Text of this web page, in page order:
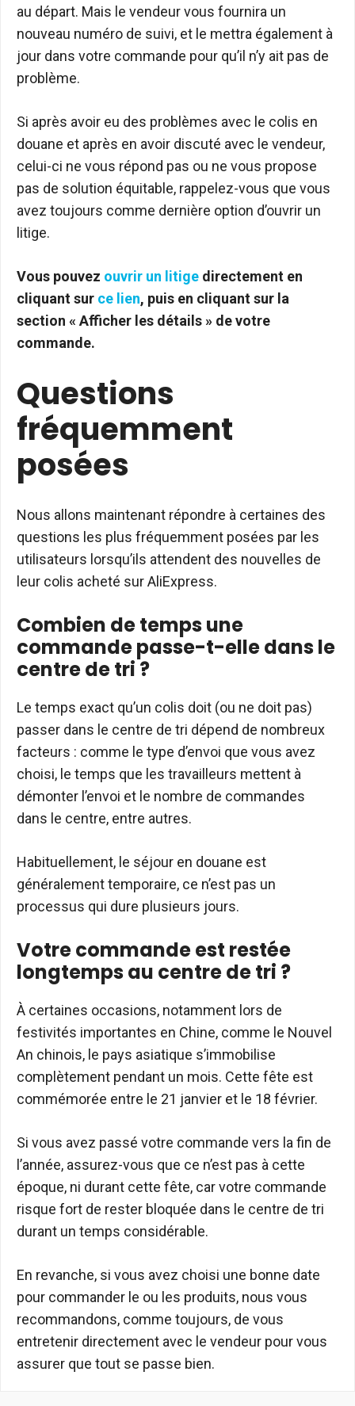
au départ. Mais le vendeur vous fournira un
nouveau numéro de suivi, et le mettra également à
jour dans votre commande pour qu’il n’y ait pas de
problème.
Si après avoir eu des problèmes avec le colis en
douane et après en avoir discuté avec le vendeur,
celui-ci ne vous répond pas ou ne vous propose
pas de solution équitable, rappelez-vous que vous
avez toujours comme dernière option d’ouvrir un
litige.
Vous pouvez ouvrir un litige directement en
cliquant sur ce lien, puis en cliquant sur la
section « Afficher les détails » de votre
commande.
Questions
fréquemment
posées
Nous allons maintenant répondre à certaines des
questions les plus fréquemment posées par les
utilisateurs lorsqu’ils attendent des nouvelles de
leur colis acheté sur AliExpress.
Combien de temps une
commande passe-t-elle dans le
centre de tri ?
Le temps exact qu’un colis doit (ou ne doit pas)
passer dans le centre de tri dépend de nombreux
facteurs : comme le type d’envoi que vous avez
choisi, le temps que les travailleurs mettent à
démonter l’envoi et le nombre de commandes
dans le centre, entre autres.
Habituellement, le séjour en douane est
généralement temporaire, ce n’est pas un
processus qui dure plusieurs jours.
Votre commande est restée
longtemps au centre de tri ?
À certaines occasions, notamment lors de
festivités importantes en Chine, comme le Nouvel
An chinois, le pays asiatique s’immobilise
complètement pendant un mois. Cette fête est
commémorée entre le 21 janvier et le 18 février.
Si vous avez passé votre commande vers la fin de
l’année, assurez-vous que ce n’est pas à cette
époque, ni durant cette fête, car votre commande
risque fort de rester bloquée dans le centre de tri
durant un temps considérable.
En revanche, si vous avez choisi une bonne date
pour commander le ou les produits, nous vous
recommandons, comme toujours, de vous
entretenir directement avec le vendeur pour vous
assurer que tout se passe bien.